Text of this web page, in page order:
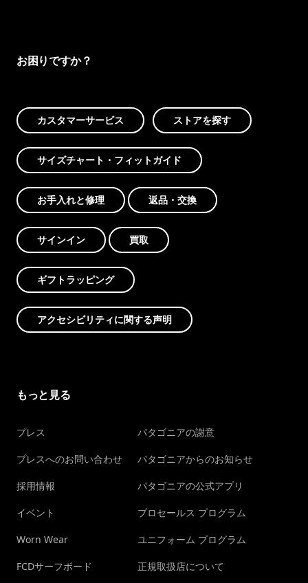
お困りですか？
カスタマーサービス ストアを探す
サイズチャート・フィットガイド
お手入れと修理 返品・交換
サインイン 買取
ギフトラッピング
アクセシビリティに関する声明
もっと見る
プレス
プレスへのお問い合わせ
採用情報
イベント
Worn Wear
FCDサーフボード
パタゴニアの謝意
パタゴニアからのお知らせ
パタゴニアの公式アプリ
プロセールス プログラム
ユニフォーム プログラム
正規取扱店について